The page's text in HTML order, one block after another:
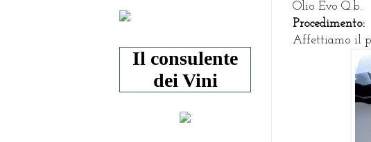
Olio Evo Q.b.
Procedimento:
Affettiamo il
Il consulente
dei Vini